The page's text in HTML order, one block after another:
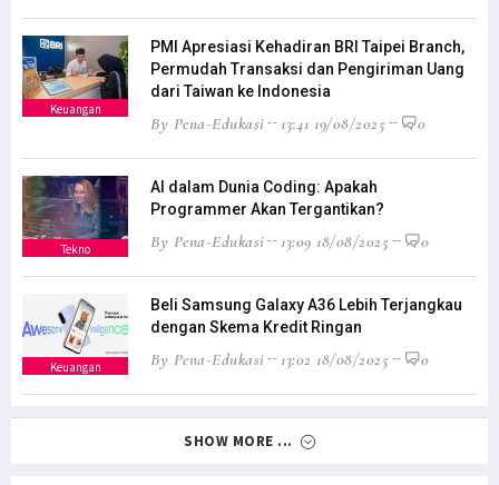
Keuangan
PMI Apresiasi Kehadiran BRI Taipei Branch,
Permudah Transaksi dan Pengiriman Uang
dari Taiwan ke Indonesia
By Pena-Edukasi 13:41 19/08/2025 0
Tekno
AI dalam Dunia Coding: Apakah
Programmer Akan Tergantikan?
By Pena-Edukasi 13:09 18/08/2025 0
Keuangan
Beli Samsung Galaxy A36 Lebih Terjangkau
dengan Skema Kredit Ringan
By Pena-Edukasi 13:02 18/08/2025 0
SHOW MORE ...